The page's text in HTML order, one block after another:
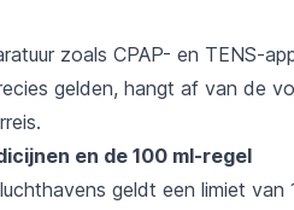
zoals CPAP- en TENS-
gelden, hangt af van de
en de 100 ml-regel
geldt een limiet